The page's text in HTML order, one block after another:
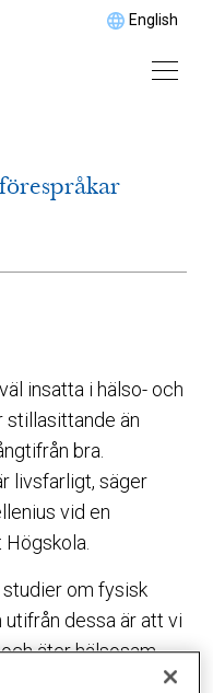
English
insatta i hälso- och
stillasittande än
bra.
livsfarligt, säger
vid en
om fysisk
utifrån dessa är att vi
äter hälsosam